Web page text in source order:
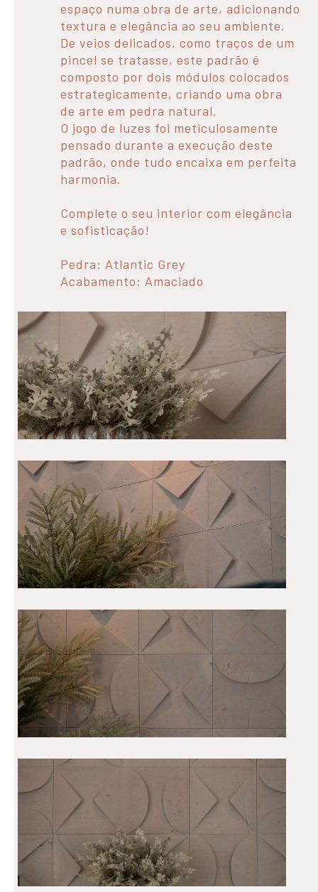
espaço numa obra de arte, adicionando
textura e elegância ao seu ambiente.
De veios delicados, como traços de um
pincel se tratasse, este padrão é
composto por dois módulos colocados
estrategicamente, criando uma obra
de arte em pedra natural.
O jogo de luzes foi meticulosamente
pensado durante a execução deste
padrão, onde tudo encaixa em perfeita
harmonia.
Complete o seu interior com elegância
e sofisticação!
Pedra: Atlantic Grey
Acabamento: Amaciado